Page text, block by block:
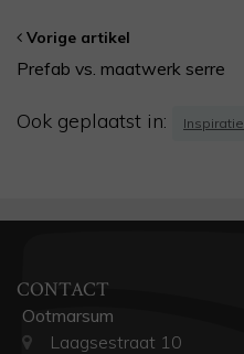
Vorige artikel
Prefab vs. maatwerk serre
Ook geplaatst in: Inspiratie
CONTACT
Ootmarsum
Laagsestraat 10